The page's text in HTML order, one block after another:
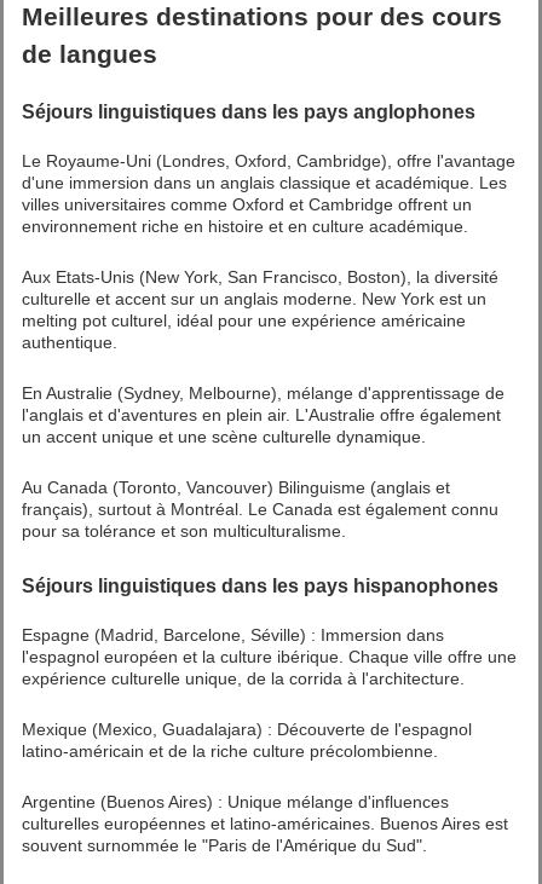
Meilleures destinations pour des cours
de langues
Séjours linguistiques dans les pays anglophones
Le Royaume-Uni (Londres, Oxford, Cambridge), offre l'avantage
d'une immersion dans un anglais classique et académique. Les
villes universitaires comme Oxford et Cambridge offrent un
environnement riche en histoire et en culture académique.
Aux Etats-Unis (New York, San Francisco, Boston), la diversité
culturelle et accent sur un anglais moderne. New York est un
melting pot culturel, idéal pour une expérience américaine
authentique.
En Australie (Sydney, Melbourne), mélange d'apprentissage de
l'anglais et d'aventures en plein air. L'Australie offre également
un accent unique et une scène culturelle dynamique.
Au Canada (Toronto, Vancouver) Bilinguisme (anglais et
français), surtout à Montréal. Le Canada est également connu
pour sa tolérance et son multiculturalisme.
Séjours linguistiques dans les pays hispanophones
Espagne (Madrid, Barcelone, Séville) : Immersion dans
l'espagnol européen et la culture ibérique. Chaque ville offre une
expérience culturelle unique, de la corrida à l'architecture.
Mexique (Mexico, Guadalajara) : Découverte de l'espagnol
latino-américain et de la riche culture précolombienne.
Argentine (Buenos Aires) : Unique mélange d'influences
culturelles européennes et latino-américaines. Buenos Aires est
souvent surnommée le "Paris de l'Amérique du Sud".